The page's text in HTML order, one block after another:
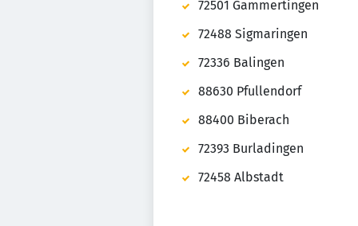
72501 Gammertingen
72488 Sigmaringen
72336 Balingen
88630 Pfullendorf
88400 Biberach
72393 Burladingen
72458 Albstadt